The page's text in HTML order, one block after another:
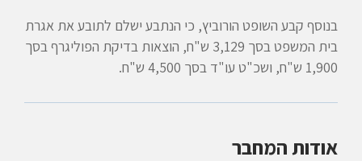
בנוסף קבע השופט הורוביץ, כי הנתבע ישלם לתובע את אגרת
בית המשפט בסך 3,129 ש"ח, הוצאות בדיקת הפוליגרף בסך
1,900 ש"ח, ושכ"ט עו"ד בסך 4,500 ש"ח.
אודות המחבר